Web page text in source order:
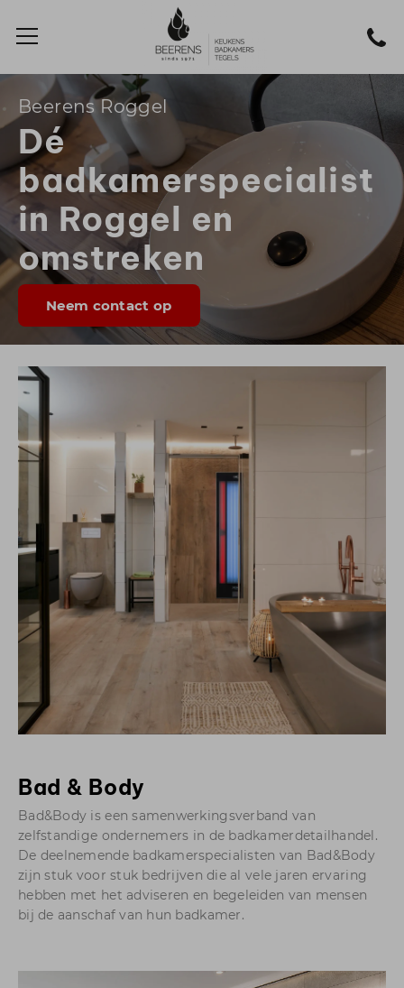
Beerens Roggel
Dé
badkamerspecialist
in Roggel en
omstreken
Neem contact op
Bad & Body
Bad&Body is een samenwerkingsverband van
zelfstandige ondernemers in de badkamerdetailhandel.
De deelnemende badkamerspecialisten van Bad&Body
zijn stuk voor stuk bedrijven die al vele jaren ervaring
hebben met het adviseren en begeleiden van mensen
bij de aanschaf van hun badkamer.